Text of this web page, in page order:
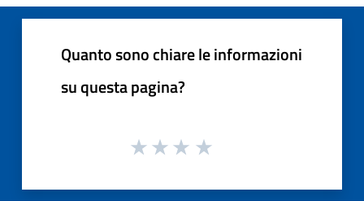
Quanto sono chiare le informazioni
su questa pagina?